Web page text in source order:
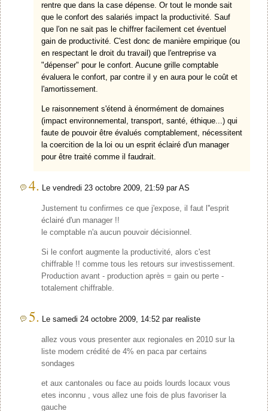
rentre que dans la case dépense. Or tout le monde sait
que le confort des salariés impact la productivité. Sauf
que l'on ne sait pas le chiffrer facilement cet éventuel
gain de productivité. C'est donc de manière empirique (ou
en respectant le droit du travail) que l'entreprise va
"dépenser" pour le confort. Aucune grille comptable
évaluera le confort, par contre il y en aura pour le coût et
l'amortissement.
Le raisonnement s'étend à énormément de domaines
(impact environnemental, transport, santé, éthique...) qui
faute de pouvoir être évalués comptablement, nécessitent
la coercition de la loi ou un esprit éclairé d'un manager
pour être traité comme il faudrait.
4. Le vendredi 23 octobre 2009, 21:59 par AS
Justement tu confirmes ce que j'expose, il faut l''esprit
éclairé d'un manager !!
le comptable n'a aucun pouvoir décisionnel.
Si le confort augmente la productivité, alors c'est
chiffrable !! comme tous les retours sur investissement.
Production avant - production après = gain ou perte -
totalement chiffrable.
5. Le samedi 24 octobre 2009, 14:52 par realiste
allez vous vous presenter aux regionales en 2010 sur la
liste modem crédité de 4% en paca par certains
sondages
et aux cantonales ou face au poids lourds locaux vous
etes inconnu , vous allez une fois de plus favoriser la
gauche